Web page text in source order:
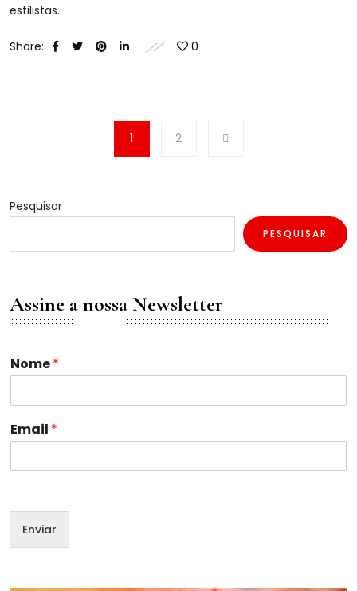
estilistas.
Share: 0
1 2
Pesquisar
PESQUISAR
Assine a nossa Newsletter
N
o
e
o
e
m
Nome*
Email *
Enviar